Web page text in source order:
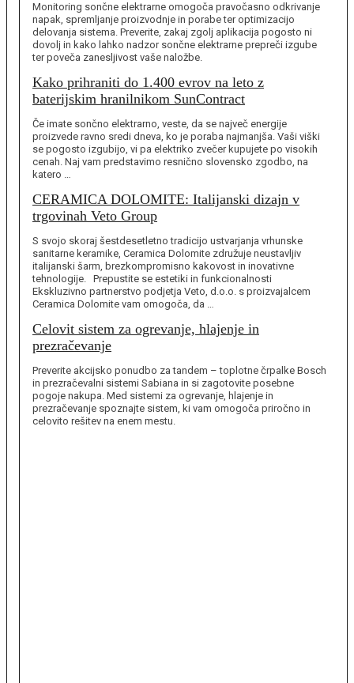
Monitoring sončne elektrarne omogoča pravočasno odkrivanje
napak, spremljanje proizvodnje in porabe ter optimizacijo
delovanja sistema. Preverite, zakaj zgolj aplikacija pogosto ni
dovolj in kako lahko nadzor sončne elektrarne prepreči izgube
ter poveča zanesljivost vaše naložbe.
Kako prihraniti do 1.400 evrov na leto z
baterijskim hranilnikom SunContract
Če imate sončno elektrarno, veste, da se največ energije
proizvede ravno sredi dneva, ko je poraba najmanjša. Vaši viški
se pogosto izgubijo, vi pa elektriko zvečer kupujete po visokih
cenah. Naj vam predstavimo resnično slovensko zgodbo, na
katero …
CERAMICA DOLOMITE: Italijanski dizajn v
trgovinah Veto Group
S svojo skoraj šestdesetletno tradicijo ustvarjanja vrhunske
sanitarne keramike, Ceramica Dolomite združuje neustavljiv
italijanski šarm, brezkompromisno kakovost in inovativne
tehnologije. Prepustite se estetiki in funkcionalnosti
Ekskluzivno partnerstvo podjetja Veto, d.o.o. s proizvajalcem
Ceramica Dolomite vam omogoča, da …
Celovit sistem za ogrevanje, hlajenje in
prezračevanje
Preverite akcijsko ponudbo za tandem – toplotne črpalke Bosch
in prezračevalni sistemi Sabiana in si zagotovite posebne
pogoje nakupa. Med sistemi za ogrevanje, hlajenje in
prezračevanje spoznajte sistem, ki vam omogoča priročno in
celovito rešitev na enem mestu.